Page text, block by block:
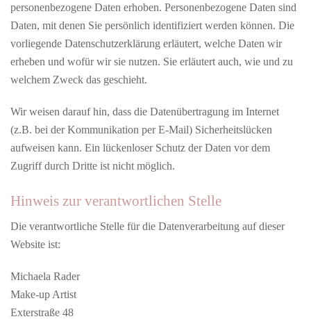
personenbezogene Daten erhoben. Personenbezogene Daten sind
Daten, mit denen Sie persönlich identifiziert werden können. Die
vorliegende Datenschutzerklärung erläutert, welche Daten wir
erheben und wofür wir sie nutzen. Sie erläutert auch, wie und zu
welchem Zweck das geschieht.
Wir weisen darauf hin, dass die Datenübertragung im Internet
(z.B. bei der Kommunikation per E-Mail) Sicherheitslücken
aufweisen kann. Ein lückenloser Schutz der Daten vor dem
Zugriff durch Dritte ist nicht möglich.
Hinweis zur verantwortlichen Stelle
Die verantwortliche Stelle für die Datenverarbeitung auf dieser
Website ist:
Michaela Rader
Make-up Artist
Exterstraße 48